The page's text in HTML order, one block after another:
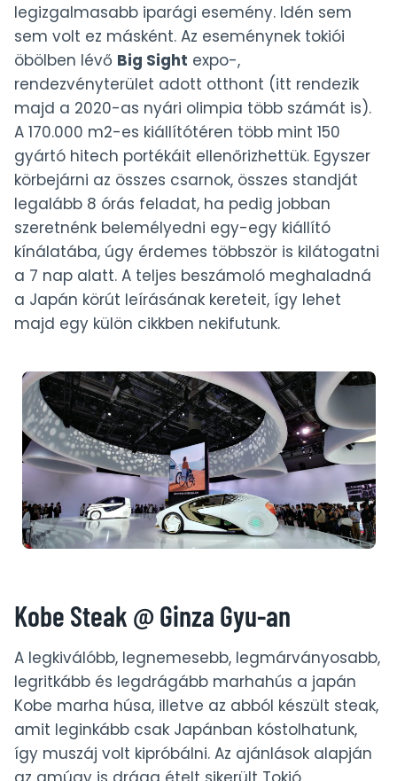
legizgalmasabb iparági esemény. Idén sem
sem volt ez másként. Az eseménynek tokiói
öbölben lévő Big Sight expo-,
rendezvényterület adott otthont (itt rendezik
majd a 2020-as nyári olimpia több számát is).
A 170.000 m2-es kiállítótéren több mint 150
gyártó hitech portékáit ellenőrizhettük. Egyszer
körbejárni az összes csarnok, összes standját
legalább 8 órás feladat, ha pedig jobban
szeretnénk belemélyedni egy-egy kiállító
kínálatába, úgy érdemes többször is kilátogatni
a 7 nap alatt. A teljes beszámoló meghaladná
a Japán körút leírásának kereteit, így lehet
majd egy külön cikkben nekifutunk.
Kobe Steak @ Ginza Gyu-an
A legkiválóbb, legnemesebb, legmárványosabb,
legritkább és legdrágább marhahús a japán
Kobe marha húsa, illetve az abból készült steak,
amit leginkább csak Japánban kóstolhatunk,
így muszáj volt kipróbálni. Az ajánlások alapján